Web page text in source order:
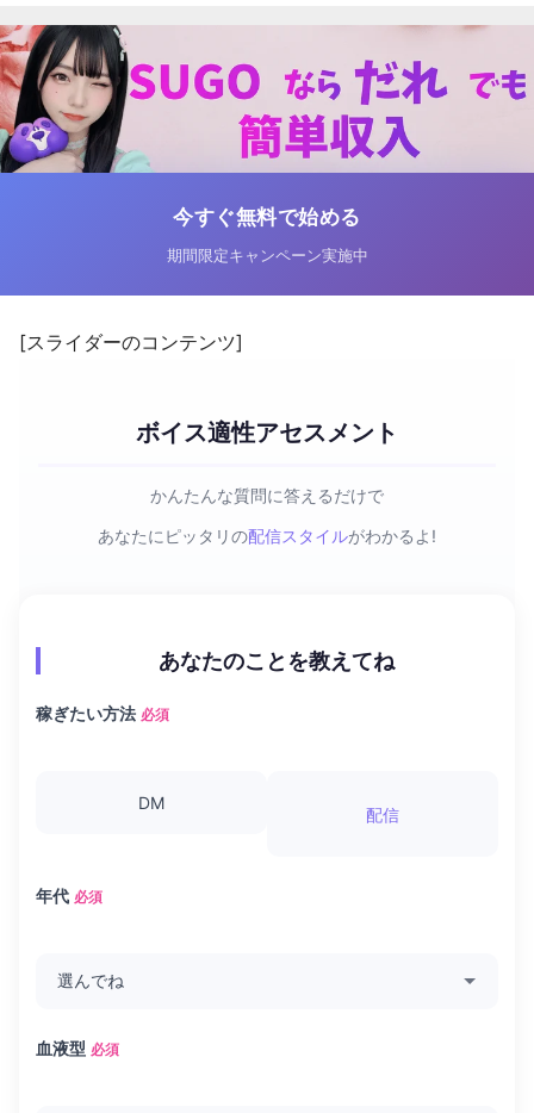
今すぐ無料で始める
期間限定キャンペーン実施中
[スライダーのコンテンツ]
ボイス適性アセスメント
かんたんな質問に答えるだけで
あなたにピッタリの配信スタイルがわかるよ!
あなたのことを教えてね
稼ぎたい方法 必須
DM
配信
年代 必須
血液型 必須